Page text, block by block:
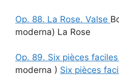
Op. 88. La Rose. Valse
moderna) La Rose
Op. 89. Six pièces faciles
moderna ) Six pièces